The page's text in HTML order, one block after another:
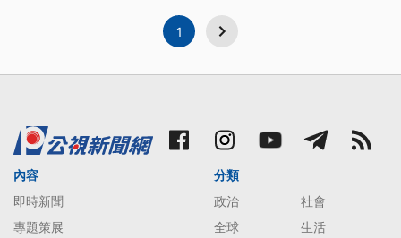
1
內容
即時新聞
專題策展
分類
政治
社會
全球
生活